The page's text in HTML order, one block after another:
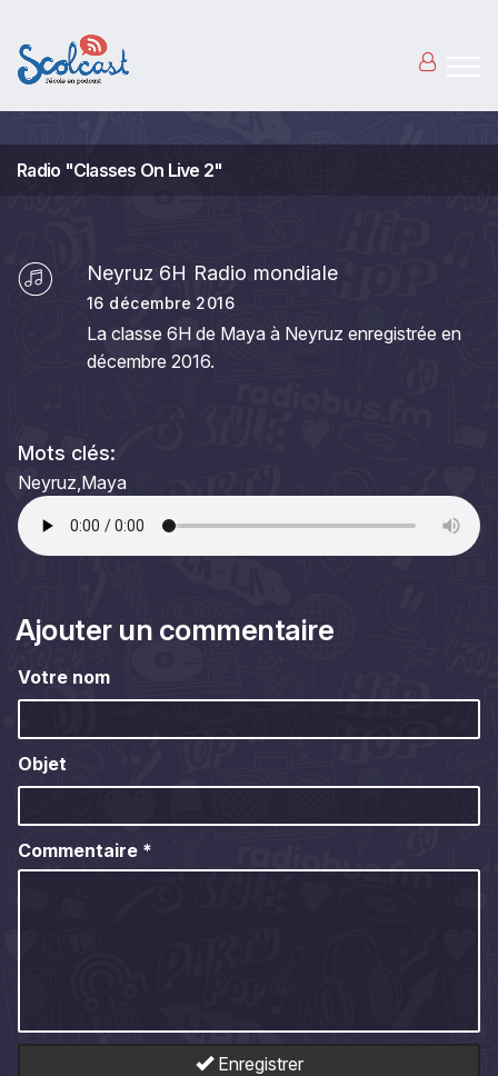
Radio "Classes On Live 2"
Neyruz 6H Radio mondiale
16 décembre 2016
La classe 6H de Maya à Neyruz enregistrée en
décembre 2016.
Mots clés:
Neyruz Maya
Ajouter un commentaire
Votre nom
Objet
Commentaire *
Enregistrer